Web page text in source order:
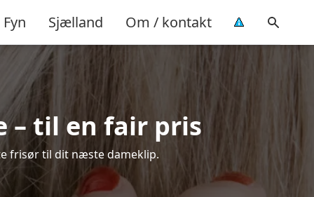
Fyn Sjælland Om / kontakt
– til en fair pris
frisør til dit næste dameklip.